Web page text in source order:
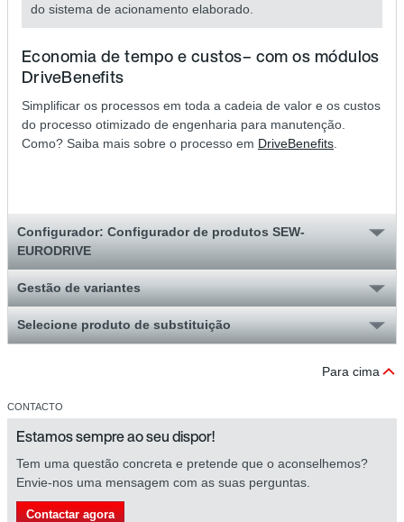
do sistema de acionamento elaborado.
Economia de tempo e custos– com os módulos
DriveBenefits
Simplificar os processos em toda a cadeia de valor e os custos
do processo otimizado de engenharia para manutenção.
Como? Saiba mais sobre o processo em DriveBenefits
Configurador: Configurador de produtos SEW-
EURODRIVE
Gestão de variantes
Selecione produto de substituição
Para cima
CONTACTO
Estamos sempre ao seu dispor!
Tem uma questão concreta e pretende que o aconselhemos?
Envie-nos uma mensagem com as suas perguntas.
Contactar agora